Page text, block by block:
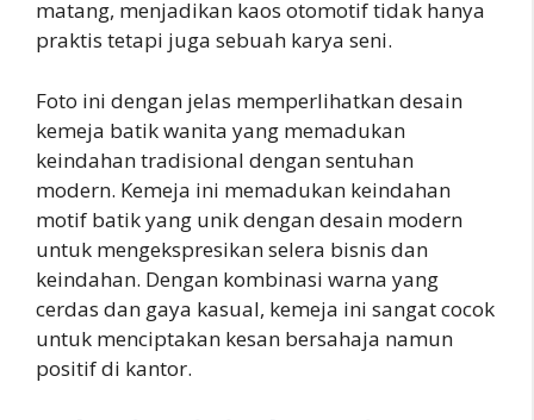
matang, menjadikan kaos otomotif tidak hanya
praktis tetapi juga sebuah karya seni.
Foto ini dengan jelas memperlihatkan desain
kemeja batik wanita yang memadukan
keindahan tradisional dengan sentuhan
modern. Kemeja ini memadukan keindahan
motif batik yang unik dengan desain modern
untuk mengekspresikan selera bisnis dan
keindahan. Dengan kombinasi warna yang
cerdas dan gaya kasual, kemeja ini sangat cocok
untuk menciptakan kesan bersahaja namun
positif di kantor.